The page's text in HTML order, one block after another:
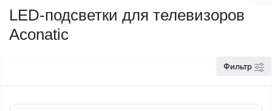
LED-подсветки для телевизоров
Aconatic
Фильтр